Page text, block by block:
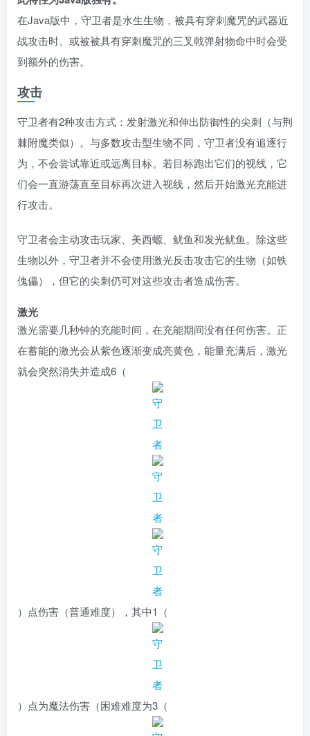
在Java版中，守卫者是水生生物，被具有穿刺魔咒的武器近
战攻击时、或被被具有穿刺魔咒的三叉戟弹射物命中时会受
到额外的伤害。
攻击
守卫者有2种攻击方式：发射激光和伸出防御性的尖刺（与荆
棘附魔类似）。与多数攻击型生物不同，守卫者没有追逐行
为，不会尝试靠近或远离目标。若目标跑出它们的视线，它
们会一直游荡直至目标再次进入视线，然后开始激光充能进
行攻击。
守卫者会主动攻击玩家、美西螈、鱿鱼和发光鱿鱼。除这些
生物以外，守卫者并不会使用激光反击攻击它的生物（如铁
傀儡），但它的尖刺仍可对这些攻击者造成伤害。
激光
激光需要几秒钟的充能时间，在充能期间没有任何伤害。正
在蓄能的激光会从紫色逐渐变成亮黄色，能量充满后，激光
就会突然消失并造成6（
） 点伤害（普通难度），其中1（
） 点为魔法伤害（困难难度为3（